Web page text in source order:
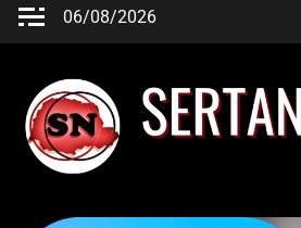
06/08/2026